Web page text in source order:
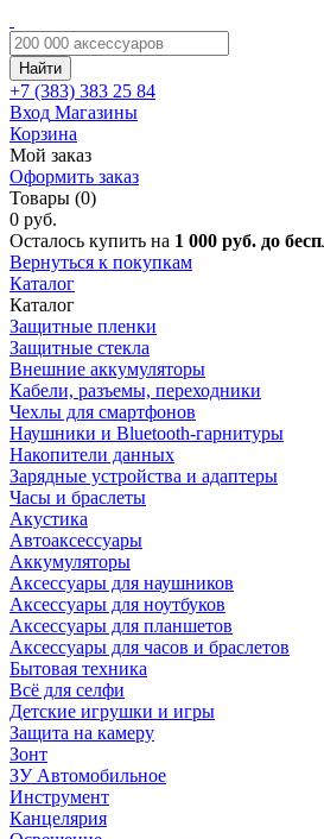
Найти
+7 (383) 383 25 84
Вход Магазины
Корзина
Мой заказ
Оформить заказ
Товары (0)
0 руб.
Осталось купить на 1 000 руб. до
Вернуться к покупкам
Каталог
Каталог
Защитные пленки
Защитные стекла
Внешние аккумуляторы
Кабели, разъемы, переходники
Чехлы для смартфонов
Наушники и Bluetooth-гарнитуры
Накопители данных
Зарядные устройства и адаптеры
Часы и браслеты
Акустика
Автоаксессуары
Аккумуляторы
Аксессуары для наушников
Аксессуары для ноутбуков
Аксессуары для планшетов
Аксессуары для часов и браслетов
Бытовая техника
Всё для селфи
Детские игрушки и игры
Защита на камеру
Зонт
ЗУ Автомобильное
Инструмент
Канцелярия